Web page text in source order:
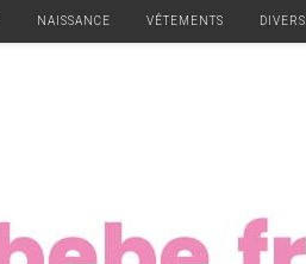
NAISSANCE VÊTEMENTS DIVERS